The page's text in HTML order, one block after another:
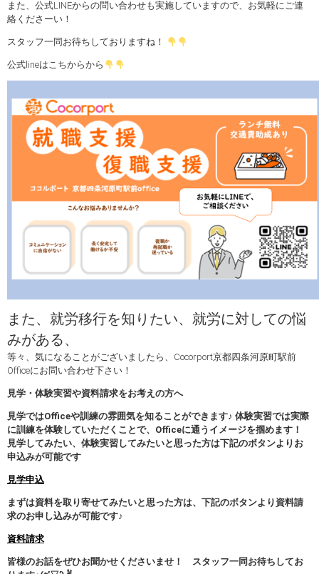
また、公式LINEからの問い合わせも実施していますので、お気軽にご連
絡くださーい！
スタッフ一同お待ちしておりますね！
公式lineはこちからから
また、就労移行を知りたい、就労に対しての悩
みがある、
等々、気になることがございましたら、Cocorport京都四条河原町駅前
Officeにお問い合わせ下さい！
見学・体験実習や資料請求をお考えの方へ
見学ではOfficeや訓練の雰囲気を知ることができます♪ 体験実習では実際
に訓練を体験していただくことで、Officeに通うイメージを掴めます！
見学してみたい、体験実習してみたいと思った方は下記のボタンよりお
申込みが可能です
見学申込
まずは資料を取り寄せてみたいと思った方は、下記のボタンより資料請
求のお申し込みが可能です♪
資料請求
皆様のお話をぜひお聞かせくださいませ！ スタッフ一同お待ちしてお